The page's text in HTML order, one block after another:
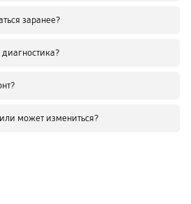
заранее?
диагностика?
может измениться?